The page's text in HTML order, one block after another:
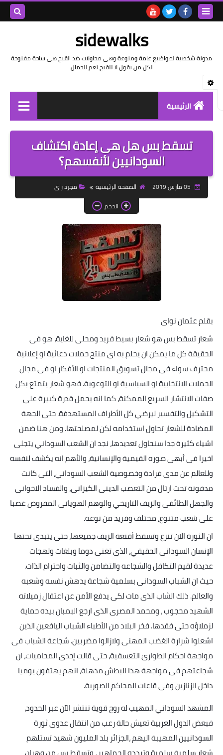
sidewalks
مدونة شخصية لمواضيع عامة ومنوعة وهى محاولات ضد القبح هى ساحة مفنوحة
لكل من يقول لا للقبح نعم للجمال
الرئيسية
توثيق وتاريخ
بيانات
خواطر بالعامية
خواطر بالفصحى
خواطر قصصية
صور
علوم وبحوث
فيديو
منوعات
مواضيع عامة
تسقط بس هل هى إعادة اكتشاف
السودانيين لأنفسهم؟
الصفحة الرئيسية
مجرد راى
الحجم
بقلم عثمان نواى
شعار تسقط بس هو شعار بسيط فريد ومحلى للغاية، هو فى
الحقيقة كل ما يمكن ان يحلم به اى منتج حملات دعائية او إعلانية
محترف سواء فى مجال تسويق المنتجات او الأفكار او فى مجال
الحملات الانتخابية او السياسية او التوعوية. فهو شعار يتمتع بكل
صفات الانتشار السريع الممكنة، كما انه يحمل قدرة كبيرة على
التشكيل والتفسير ليرضي كل الأطراف المستهدفة. حتى الجهة
المضادة للشعار تحاول استخدامه لكن لمصلحتها. ومن هنا ضمن
اشياء كثيرة جدا سنحاول تعديدها، نجد ان الشعب السوداني يتجلى
اخيرا فى أبهى صوره القيمية والإنسانية، والأهم انه يكشف لنفسه
وللعالم عن مدى فرادة وخصوصية الشعب السوداني، التى كانت
مدفونة تحت ارتال من التعصب الدينى الكيزانى، والفساد الاخوانى
والجهل الطائفى والزيف التاريخي والوهم الهوياتى المفروض غصبا
على شعب متنوع، مختلف وفريد من نوعه.
ان الثورة الان تنزع وتسقط أقنعة الزيف جميعها، حتى يتبدى تحتها
الإنسان السودانى الحقيقي، الذى تغنى دوما وبلغات ولهجات
عديدة لقيم التكافل والشجاعه والتضامن والثبات واحترام الذات.
حيث ان الشباب السودانى بسلمية شجاعة يدهش نفسه وشعبه
والعالم. ذلك الشاب الذى مات لكى يدفع الأمن عن اعتقال زميلاته
الشهيد محجوب ، ومحمد المصرى الذى ارجع البمبان بيده حماية
لزملاؤه حتى فقدها. فخر البلاد من الأطباء الشباب اليافعين الذين
اشعلوا شرارة الغضب المهنى ولازالوا مضربين. شجاعة الشباب فى
مواجهة احكام الطوارئ التعسفية، حتى قالت إحدى المحاميات، ان
شجاعتهم فى مواجهة هذا البطش مذهلة، انهم يهتفون يوميا
داخل الزنازين وفى قاعات المحاكم الصورية.
المشهد السوداني المهيب له روح قوية تنتشر الآن عبر الحدود،
فبعض الدول العربية تعيش حالة رعب من انتقال عدوى ثورة
السودانيين المهيبة اليهم ،الجزائر بلد المليون شهيد تستلهم